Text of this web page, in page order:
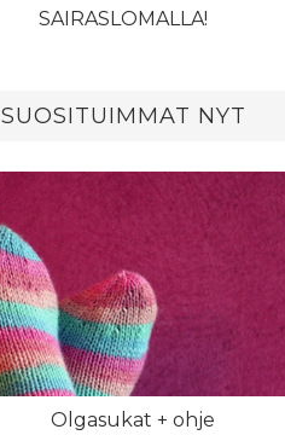
SAIRASLOMALLA!
SUOSITUIMMAT NYT
Olgasukat + ohje